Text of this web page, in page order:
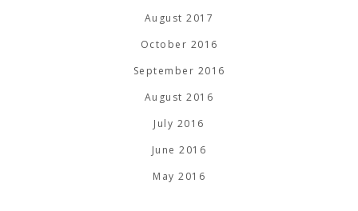
August 2017
October 2016
September 2016
August 2016
July 2016
June 2016
May 2016